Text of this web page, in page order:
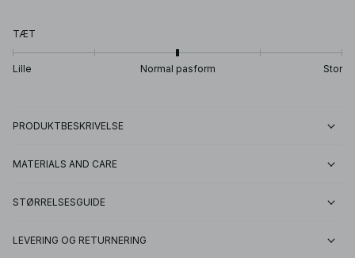
TÆT
Lille Normal pasform Stor
PRODUKTBESKRIVELSE
MATERIALS AND CARE
STØRRELSESGUIDE
LEVERING OG RETURNERING